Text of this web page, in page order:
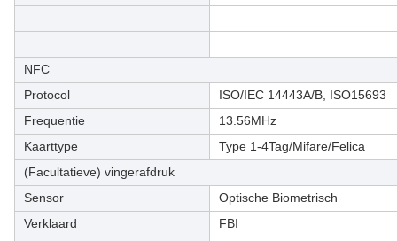
NFC
Protocol
ISO/IEC 14443A/B, ISO15693
Frequentie
13.56MHz
Kaarttype
Type 1-4Tag/Mifare/Felica
(Facultatieve) vingerafdruk
Sensor
Optische Biometrisch
Verklaard
FBI